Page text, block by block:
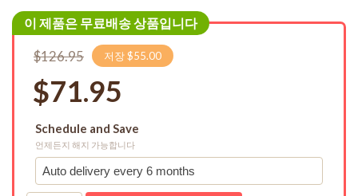
이 제품은 무료배송 상품입니다
$126.95 저장 $55.00
$71.95
Schedule and Save
언제든지 해지 가능합니다